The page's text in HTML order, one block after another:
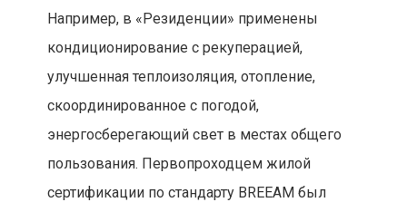
Например, в «Резиденции» применены
кондиционирование с рекуперацией,
улучшенная теплоизоляция, отопление,
скоординированное с погодой,
энергосберегающий свет в местах общего
пользования. Первопроходцем жилой
сертификации по стандарту BREEAM был